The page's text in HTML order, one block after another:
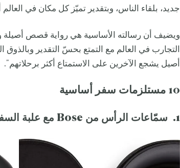
جديد، بلقاء الناس، وبتقدير تميّز كل مكان في العالم
ويضيف أن رسالته الأساسية هي رواية قصص
التجارب في العالم مع التمتع بحسّ التقدير
أصيل يشجع الآخرين على الاستمتاع أكثر برحلاتهم".
10 مستلزمات سفر أساسية
1. سمّاعات الرأس من Bose مع علبة السفر